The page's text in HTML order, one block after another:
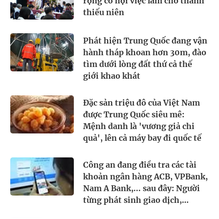
Nữ hoàng phim 18+ cả năm chỉ
46 đáng nể
5 giờ trước
Bộ phim bị dừng chiếu
Thu Minh và Hương Tràm
năm vì lý do gì?
5 giờ trước
Nam diễn viên hạng A ly hôn nữ